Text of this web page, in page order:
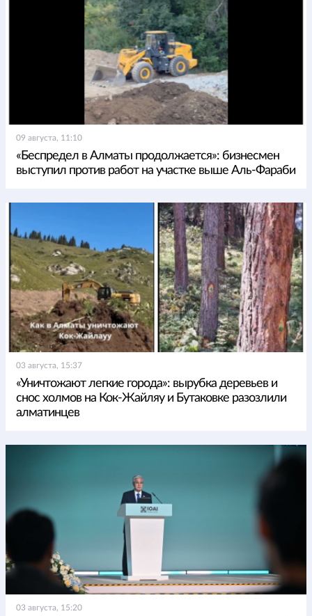
09 августа, 11:10
«Беспредел в Алматы продолжается»: бизнесмен
выступил против работ на участке выше Аль-Фараби
03 августа, 15:37
«Уничтожают легкие города»: вырубка деревьев и
снос холмов на Кок-Жайляу и Бутаковке разозлили
алматинцев
03 августа, 15:20